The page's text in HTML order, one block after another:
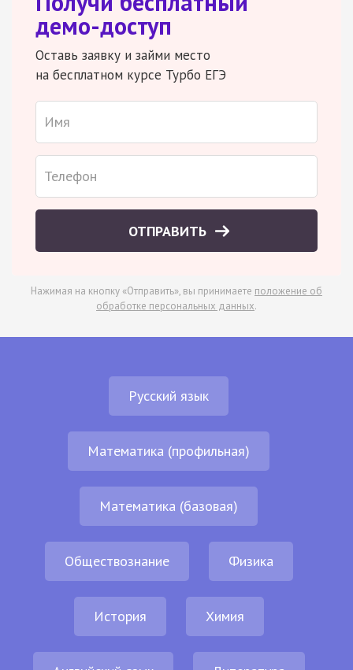
демо-доступ
Оставь заявку и займи место
на бесплатном курсе Турбо ЕГЭ
ОТПРАВИТЬ
Нажимая на кнопку «Отправить», вы принимаете положение об
обработке персональных данных.
Русский язык
Математика (профильная)
Математика (базовая)
Обществознание Физика
История Химия